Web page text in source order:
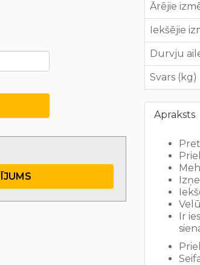
Ārējie
Iekšējie
Durvju
Svars (kg)
Apraksts
Ir